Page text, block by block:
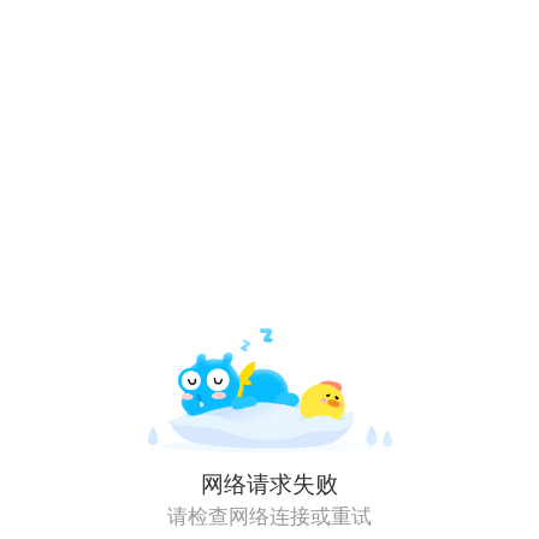
网络请求失败
请检查网络连接或重试